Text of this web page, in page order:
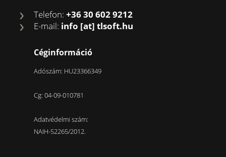
Telefon:+36 30 602 9212
E-mail: info [at] tlsoft.hu
Céginformáció
Adószám: HU23366349
Cg: 04-09-010781
Adatvédelmi szám:
NAIH-52265/2012.